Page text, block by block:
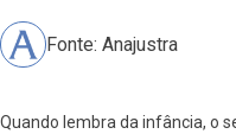
Fonte: Anajustra
Quando lembra da infância, o